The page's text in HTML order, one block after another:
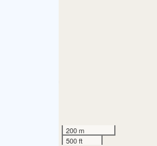
200 m
500 ft